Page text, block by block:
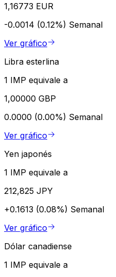
1,16773 EUR
-0.0014 (0.12%) Semanal
Ver gráfico
Libra esterlina
1 IMP equivale a
1,00000 GBP
0.0000 (0.00%) Semanal
Ver gráfico
Yen japonés
1 IMP equivale a
212,825 JPY
+0.1613 (0.08%) Semanal
Ver gráfico
Dólar canadiense
1 IMP equivale a